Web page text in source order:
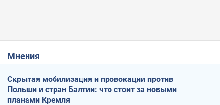
Мнения
Скрытая мобилизация и провокации против
Польши и стран Балтии: что стоит за новыми
планами Кремля